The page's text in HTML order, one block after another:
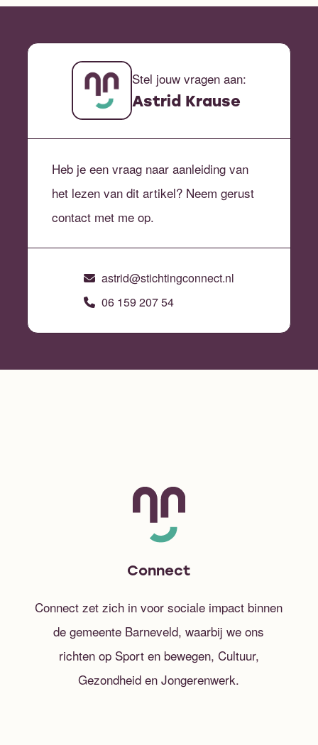
Stel jouw vragen aan:
Astrid Krause
Heb je een vraag naar aanleiding van
het lezen van dit artikel? Neem gerust
contact met me op.
astrid@stichtingconnect.nl
06 159 207 54
Connect
Connect zet zich in voor sociale impact binnen
de gemeente Barneveld, waarbij we ons
richten op Sport en bewegen, Cultuur,
Gezondheid en Jongerenwerk.